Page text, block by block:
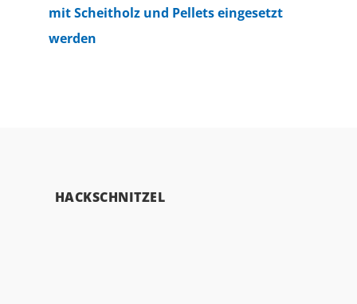
mit Scheitholz und Pellets eingesetzt
werden
HACKSCHNITZEL